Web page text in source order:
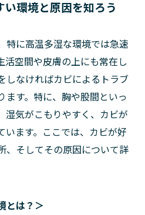
い環境と原因を知ろう
特に高温多湿な環境では急速
活空間や皮膚の上にも常在し
しなければカビによるトラブ
ます。特に、胸や股間といっ
湿気がこもりやすく、カビが
います。ここでは、カビが好
、そしてその原因について詳
とは？＞